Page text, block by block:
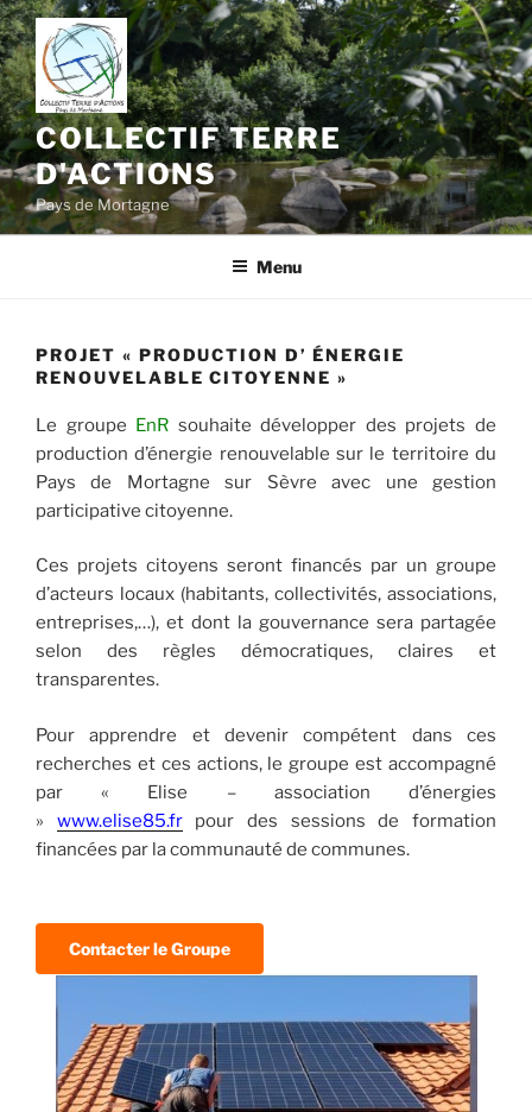
Aller
au
contenu
principal
COLLECTIF TERRE
D'ACTIONS
Pays de Mortagne
Menu
PROJET « PRODUCTION D’ ÉNERGIE
RENOUVELABLE CITOYENNE »
Le groupe EnR souhaite développer des projets de
production d’énergie renouvelable sur le territoire du
Pays de Mortagne sur Sèvre avec une gestion
participative citoyenne.
Ces projets citoyens seront financés par un groupe
d’acteurs locaux (habitants, collectivités, associations,
entreprises,…), et dont la gouvernance sera partagée
selon des règles démocratiques, claires et
transparentes.
Pour apprendre et devenir compétent dans ces
recherches et ces actions, le groupe est accompagné
par « Elise – association d’énergies
» www.elise85.frpour des sessions de formation
financées par la communauté de communes.
Contacter le Groupe